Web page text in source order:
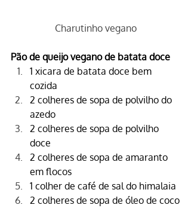
Charutinho vegano
Pão de queijo vegano de batata doce
1 xicara de batata doce bem
cozida
2 colheres de sopa de polvilho do
azedo
2 colheres de sopa de polvilho
doce
2 colheres de sopa de amaranto
em flocos
1 colher de café de sal do himalaia
2 colheres de sopa de óleo de coco